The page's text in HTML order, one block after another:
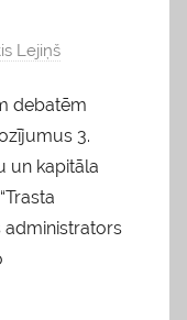
Lejiņš
debatēm
3.
un kapitāla
administrators